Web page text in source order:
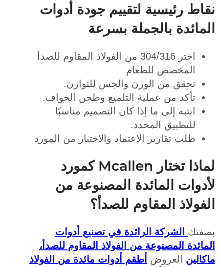
رئيسية لتقييم جودة أدوات
بالجملة بسرعة
اختر 304/316 من الفولاذ المقاوم للصدأ
المخصص للطعام
تحقق من الوزن والجس للتوازن.
تأكد من عملية التلميع وطحن الحواف.
انتبه إلى ما إذا كان التصميم مناسبًا
للتطبيق المحدد.
طلب تقارير الاعتماد والاختبار من المورد
لماذا تختار Mcallen كمورد
المائدة المصنوعة من
المقاوم للصدأ؟
الشركة الرائدة في تصنيع أدوات
المصنوعة من الفولاذ المقاوم للصدأ،
العروضأطقم أدوات مائدة من الفولاذ